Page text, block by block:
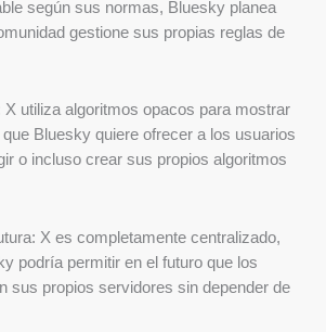
según sus normas, Bluesky planea
gestione sus propias reglas de
utiliza algoritmos opacos para mostrar
Bluesky quiere ofrecer a los usuarios
o incluso crear sus propios algoritmos
X es completamente centralizado,
podría permitir en el futuro que los
sus propios servidores sin depender de